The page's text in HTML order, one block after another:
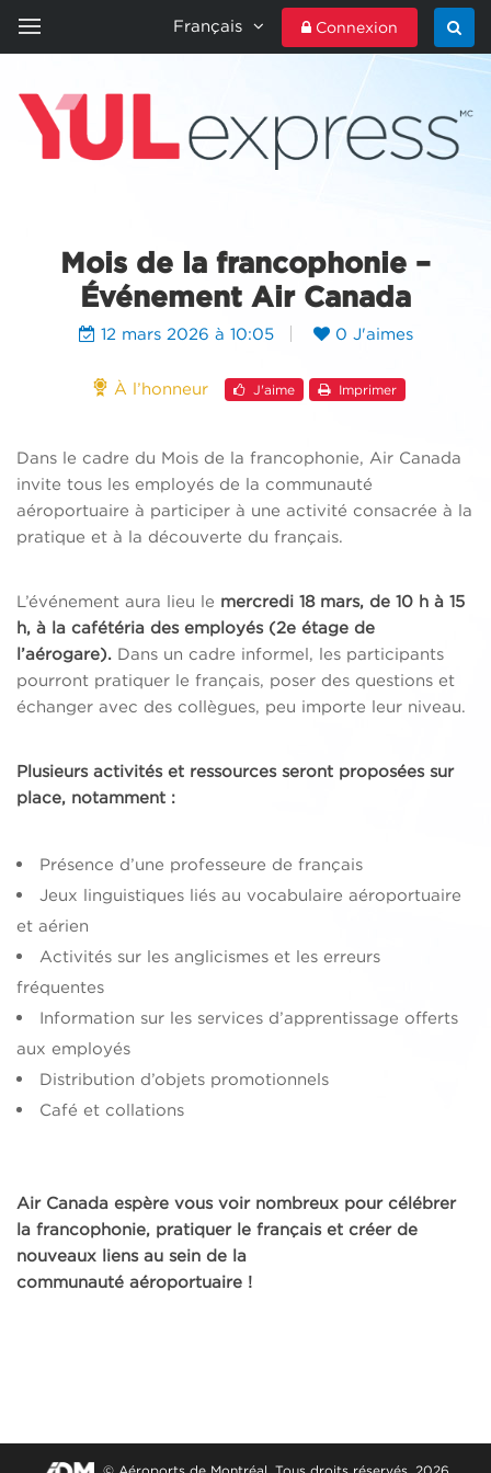
YULEXPRESS
Français Connexion
Mois de la francophonie –
Événement Air Canada
12 mars 2026 à 10:05 0 J'aimes
À l’honneur J'aime Imprimer
Dans le cadre du Mois de la francophonie, Air Canada
invite tous les employés de la communauté
aéroportuaire à participer à une activité consacrée à la
pratique et à la découverte du français.
L’événement aura lieu le mercredi 18 mars, de 10 h à 15
h, à la cafétéria des employés (2e étage de
l’aérogare). Dans un cadre informel, les participants
pourront pratiquer le français, poser des questions et
échanger avec des collègues, peu importe leur niveau.
Plusieurs activités et ressources seront proposées sur
place, notamment :
Présence d’une professeure de français
Jeux linguistiques liés au vocabulaire aéroportuaire
et aérien
Activités sur les anglicismes et les erreurs
fréquentes
Information sur les services d’apprentissage offerts
aux employés
Distribution d’objets promotionnels
Café et collations
Air Canada espère vous voir nombreux pour célébrer
la francophonie, pratiquer le français et créer de
nouveaux liens au sein de la
communauté aéroportuaire !